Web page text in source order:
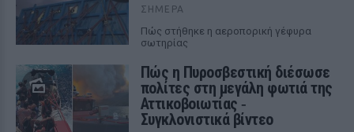
ΣΉΜΕΡΑ
Πώς στήθηκε η αεροπορική γέφυρα
σωτηρίας
Πώς η Πυροσβεστική διέσωσε
πολίτες στη μεγάλη φωτιά της
Αττικοβοιωτίας ‑
Συγκλονιστικά βίντεο